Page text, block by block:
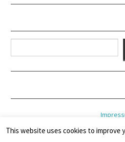
This website uses cookies to improve